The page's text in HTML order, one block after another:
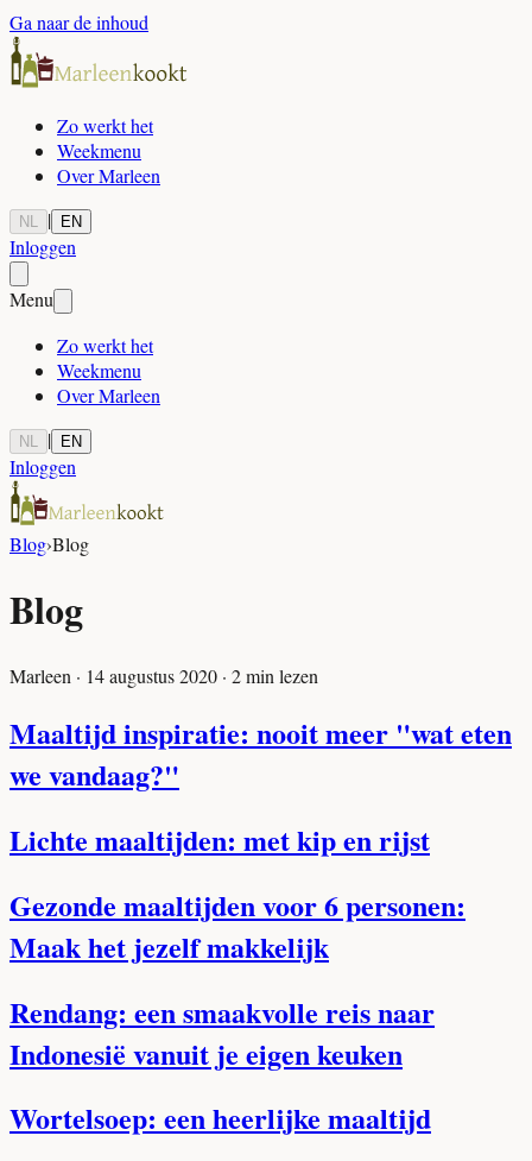
Ga naar de inhoud
Zo werkt het
Weekmenu
Over Marleen
NL | EN
Inloggen
Menu
Zo werkt het
Weekmenu
Over Marleen
NL | EN
Inloggen
Blog›Blog
Blog
Marleen · 14 augustus 2020 · 2min lezen
Maaltijd inspiratie: nooit meer "wat eten
we vandaag?"
Lichte maaltijden: met kip en rijst
Gezonde maaltijden voor 6 personen:
Maak het jezelf makkelijk
Rendang: een smaakvolle reis naar
Indonesië vanuit je eigen keuken
Wortelsoep: een heerlijke maaltijd